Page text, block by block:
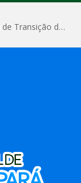
Relatório Final da Comisssão Administrativa de Transição de Mandato do Poder Legislativo do Município de Concórdia do Pará